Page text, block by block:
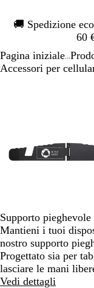
🚚 Spedizione
60
Diapositiva
1
Pagina iniziale
Accessori per
+
per
le
frecce
per
Supporto
Mantieni i tuoi
nostro supporto
Progettato sia per
lasciare le mani
Vedi dettagli